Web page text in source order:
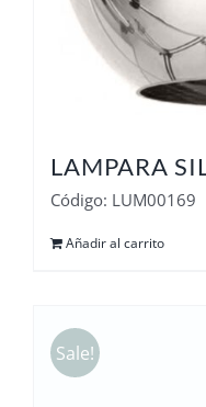
LAMPARA
Código: LUM00169
Añadir al carrito
Sale!